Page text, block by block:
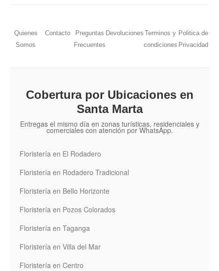
Quienes
Somos
Contacto
Preguntas
Frecuentes
Devoluciones Terminos y
condiciones
Politica de
Privacidad
Cobertura por Ubicaciones en
Santa Marta
Entregas el mismo día en zonas turísticas, residenciales y
comerciales con atención por WhatsApp.
Floristería en El Rodadero
Floristería en Rodadero Tradicional
Floristería en Bello Horizonte
Floristería en Pozos Colorados
Floristería en Taganga
Floristería en Villa del Mar
Floristería en Centro